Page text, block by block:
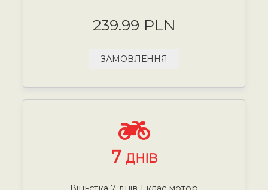
239.99 PLN
ЗАМОВЛЕННЯ
7 ДНІВ